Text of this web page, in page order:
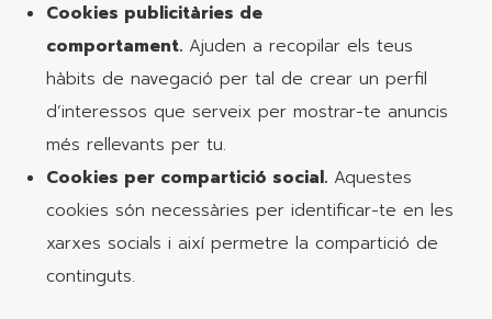
Cookies publicitàries de
comportament. Ajuden a recopilar els teus
hàbits de navegació per tal de crear un perfil
d’interessos que serveix per mostrar-te anuncis
més rellevants per tu.
Cookies per compartició social. Aquestes
cookies són necessàries per identificar-te en les
xarxes socials i així permetre la compartició de
continguts.